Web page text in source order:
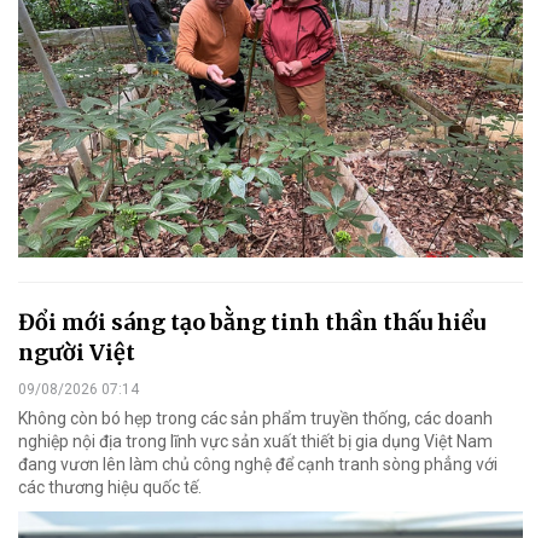
Đổi mới sáng tạo bằng tinh thần thấu hiểu
người Việt
09/08/2026 07:14
Không còn bó hẹp trong các sản phẩm truyền thống, các doanh
nghiệp nội địa trong lĩnh vực sản xuất thiết bị gia dụng Việt Nam
đang vươn lên làm chủ công nghệ để cạnh tranh sòng phẳng với
các thương hiệu quốc tế.